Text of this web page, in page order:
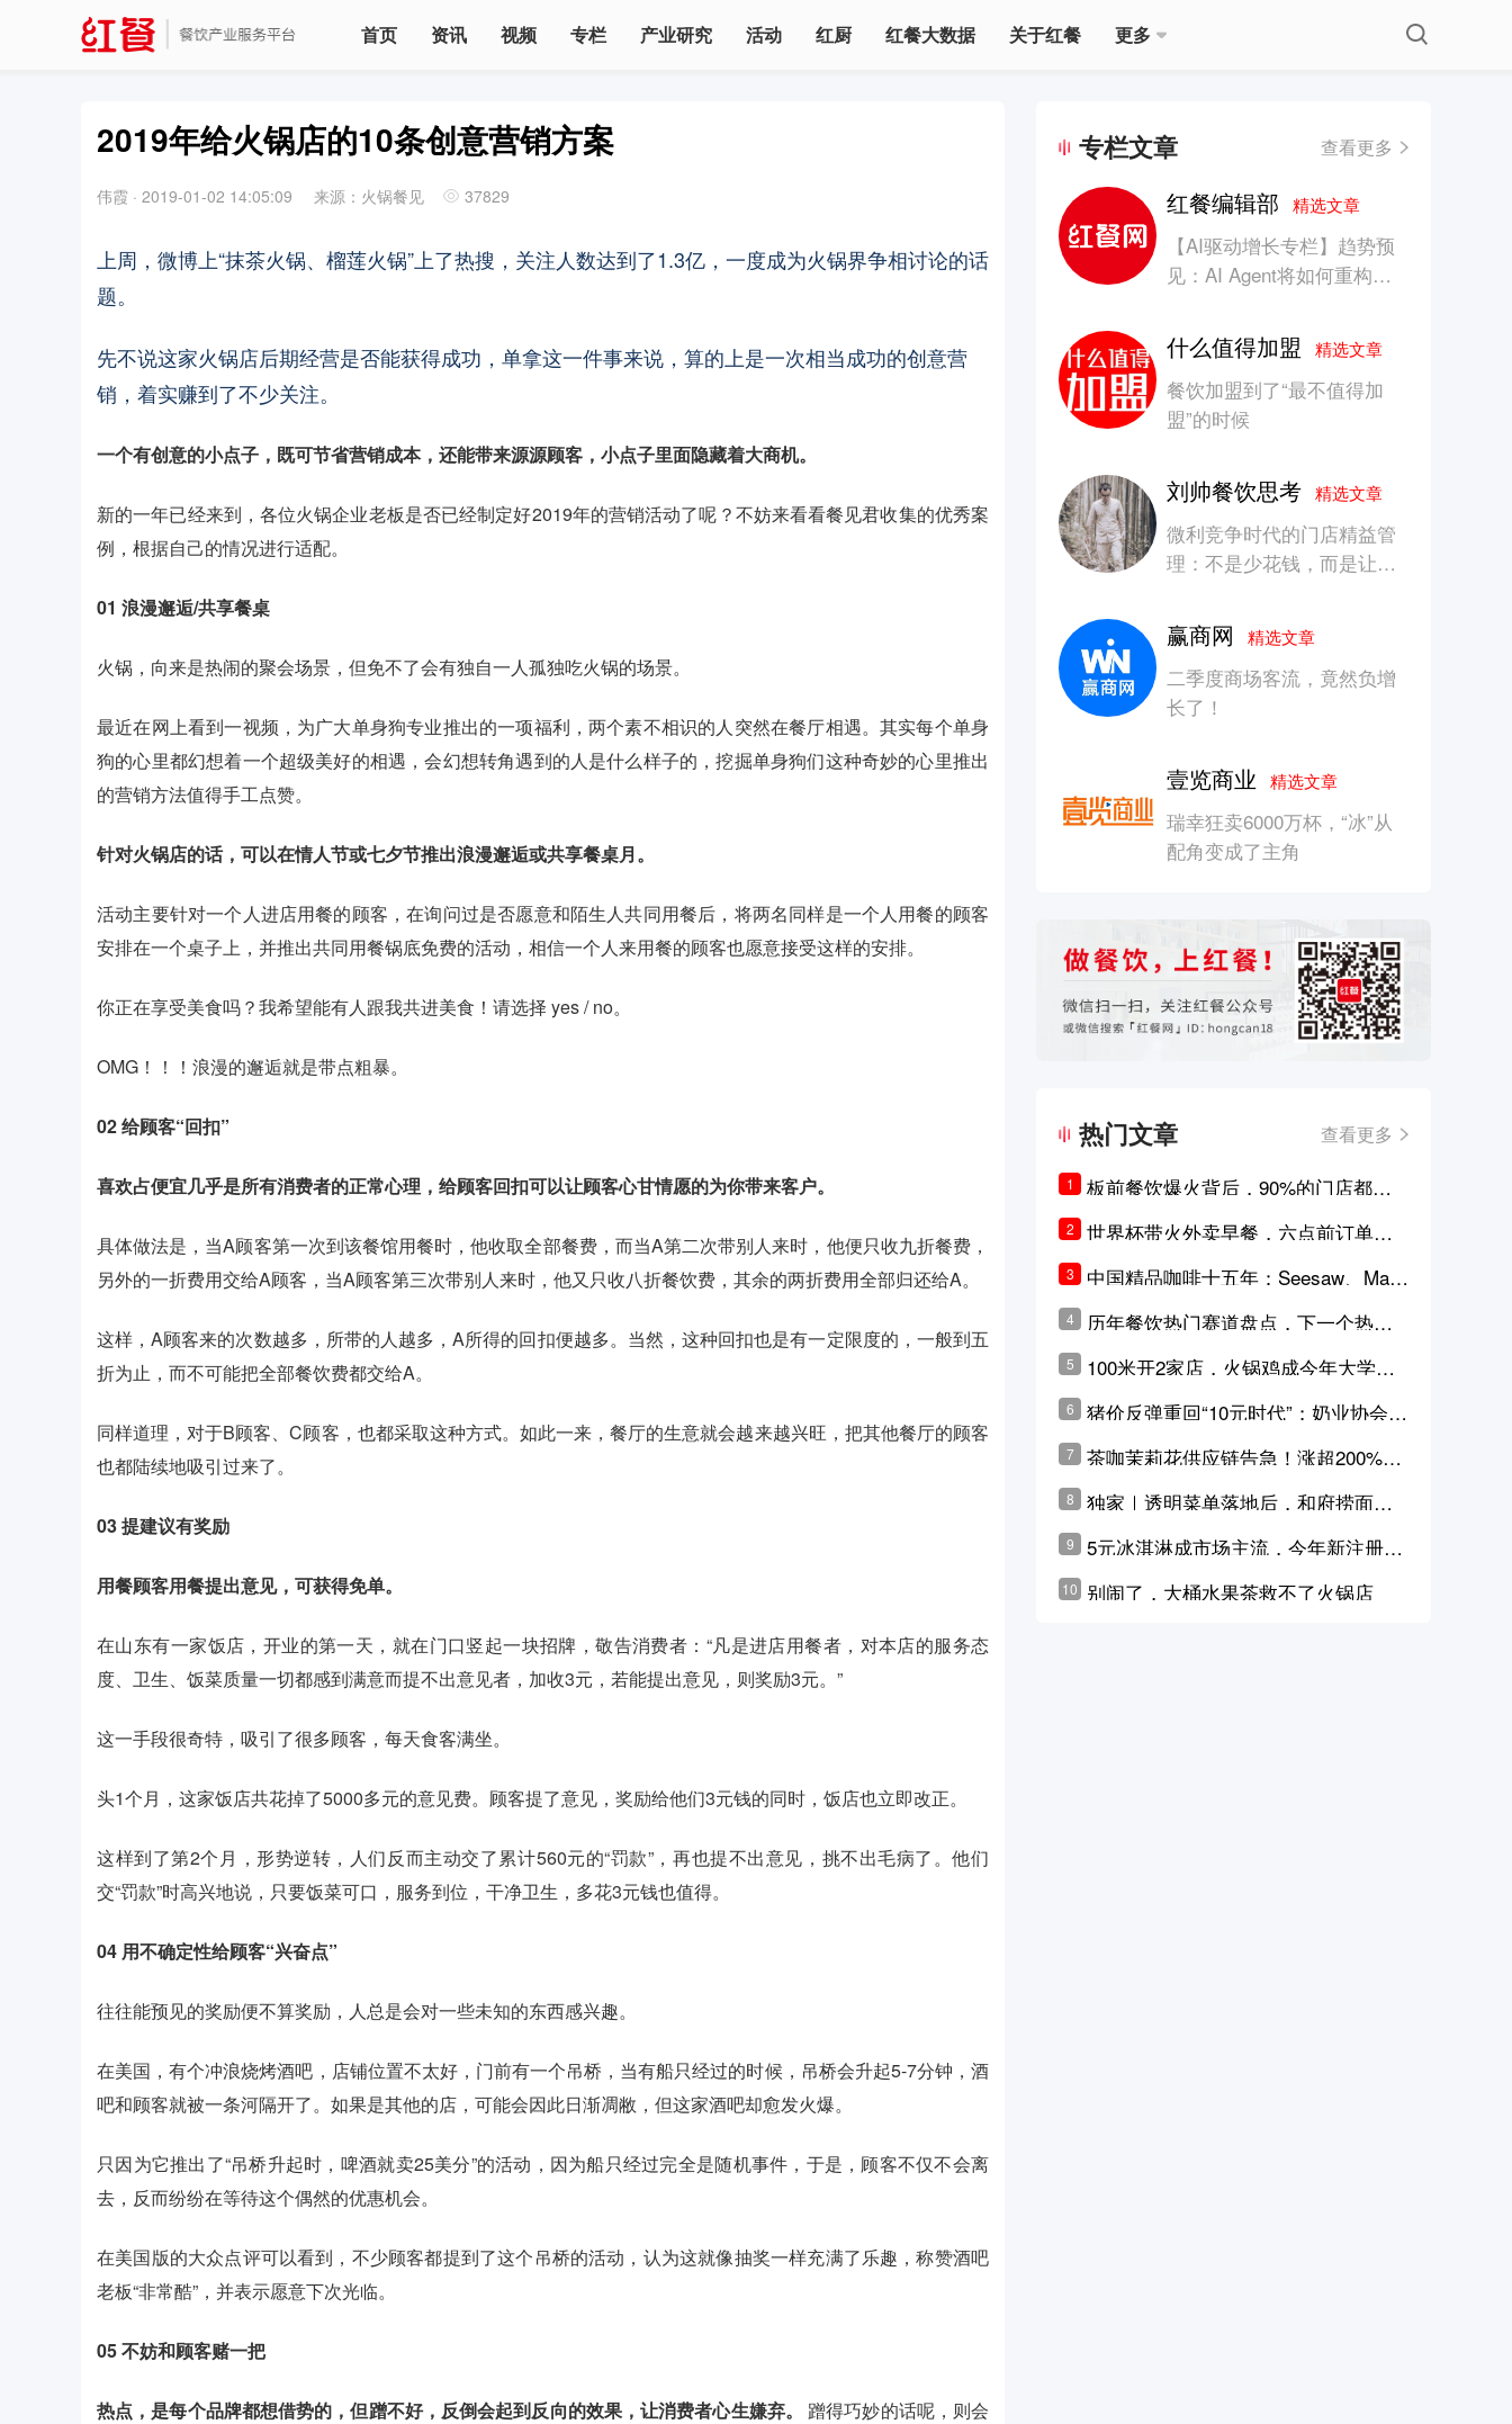
首页 资讯 视频 专栏 产业研究 活动 红厨 红餐大数据 关于红餐 更多
2019年给火锅店的10条创意营销方案
伟霞 · 2019-01-02 14:05:09 来源：火锅餐见 37829
上周，微博上“抹茶火锅、榴莲火锅”上了热搜，关注人数达到了1.3亿，一度成为火锅界争相讨论的话
题。
先不说这家火锅店后期经营是否能获得成功，单拿这一件事来说，算的上是一次相当成功的创意营
销，着实赚到了不少关注。
一个有创意的小点子，既可节省营销成本，还能带来源源顾客，小点子里面隐藏着大商机。
新的一年已经来到，各位火锅企业老板是否已经制定好2019年的营销活动了呢？不妨来看看餐见君收集的优秀案
例，根据自己的情况进行适配。
01 浪漫邂逅/共享餐桌
火锅，向来是热闹的聚会场景，但免不了会有独自一人孤独吃火锅的场景。
最近在网上看到一视频，为广大单身狗专业推出的一项福利，两个素不相识的人突然在餐厅相遇。其实每个单身
狗的心里都幻想着一个超级美好的相遇，会幻想转角遇到的人是什么样子的，挖掘单身狗们这种奇妙的心里推出
的营销方法值得手工点赞。
针对火锅店的话，可以在情人节或七夕节推出浪漫邂逅或共享餐桌月。
活动主要针对一个人进店用餐的顾客，在询问过是否愿意和陌生人共同用餐后，将两名同样是一个人用餐的顾客
安排在一个桌子上，并推出共同用餐锅底免费的活动，相信一个人来用餐的顾客也愿意接受这样的安排。
你正在享受美食吗？我希望能有人跟我共进美食！请选择 yes / no。
OMG！！！浪漫的邂逅就是带点粗暴。
02给顾客“回扣”
喜欢占便宜几乎是所有消费者的正常心理，给顾客回扣可以让顾客心甘情愿的为你带来客户。
具体做法是，当A顾客第一次到该餐馆用餐时，他收取全部餐费，而当A第二次带别人来时，他便只收九折餐费，
另外的一折费用交给A顾客，当A顾客第三次带别人来时，他又只收八折餐饮费，其余的两折费用全部归还给A。
这样，A顾客来的次数越多，所带的人越多，A所得的回扣便越多。当然，这种回扣也是有一定限度的，一般到五
折为止，而不可能把全部餐饮费都交给A。
同样道理，对于B顾客、C顾客，也都采取这种方式。如此一来，餐厅的生意就会越来越兴旺，把其他餐厅的顾客
也都陆续地吸引过来了。
03提建议有奖励
用餐顾客用餐提出意见，可获得免单。
在山东有一家饭店，开业的第一天，就在门口竖起一块招牌，敬告消费者：“凡是进店用餐者，对本店的服务态
度、卫生、饭菜质量一切都感到满意而提不出意见者，加收3元，若能提出意见，则奖励3元。”
这一手段很奇特，吸引了很多顾客，每天食客满坐。
头1个月，这家饭店共花掉了5000多元的意见费。顾客提了意见，奖励给他们3元钱的同时，饭店也立即改正。
这样到了第2个月，形势逆转，人们反而主动交了累计560元的“罚款”，再也提不出意见，挑不出毛病了。他们
交“罚款”时高兴地说，只要饭菜可口，服务到位，干净卫生，多花3元钱也值得。
04 用不确定性给顾客“兴奋点”
往往能预见的奖励便不算奖励，人总是会对一些未知的东西感兴趣。
在美国，有个冲浪烧烤酒吧，店铺位置不太好，门前有一个吊桥，当有船只经过的时候，吊桥会升起5-7分钟，酒
吧和顾客就被一条河隔开了。如果是其他的店，可能会因此日渐凋敝，但这家酒吧却愈发火爆。
只因为它推出了“吊桥升起时，啤酒就卖25美分”的活动，因为船只经过完全是随机事件，于是，顾客不仅不会离
去，反而纷纷在等待这个偶然的优惠机会。
在美国版的大众点评可以看到，不少顾客都提到了这个吊桥的活动，认为这就像抽奖一样充满了乐趣，称赞酒吧
老板“非常酷”，并表示愿意下次光临。
05不妨和顾客赌一把
热点，是每个品牌都想借势的，但蹭不好，反倒会起到反向的效果，让消费者心生嫌弃。 蹭得巧妙的话呢，则会
专栏文章 查看更多
红餐编辑部精选文章
【AI驱动增长专栏】趋势预
见：AI Agent将如何重构消
什么值得加盟精选文章
餐饮加盟到了“最不值得加
盟”的时候
刘帅餐饮思考精选文章
微利竞争时代的门店精益管
理：不是少花钱，而是让每
赢商网精选文章
二季度商场客流，竟然负增
长了！
壹览商业精选文章
瑞幸狂卖6000万杯，“冰”从
配角变成了主角
热门文章 查看更多
1
板前餐饮爆火背后，90%的门店都只
是徒有其表的刻意作秀？
2
世界杯带火外卖早餐，六点前订单大
3
中国精品咖啡十五年：Seesaw、Man
ner、M Stand为何结出了不同的果
实？
4
历年餐饮热门赛道盘点，下一个热门
5
100米开2家店，火锅鸡成今年大学城
6
猪价反弹重回“10元时代”；奶业协会称
原奶价格现回暖迹象
7
茶咖茉莉花供应链告急！涨超200%，
横州花价冲破50元一斤
8
独家｜透明菜单落地后，和府捞面李
学林公布未来10年计划
9
5元冰淇淋成市场主流，今年新注册相
10 别闹了，大桶水果茶救不了火锅店